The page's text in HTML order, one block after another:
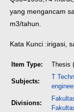
yang mengancam
m3/tahun.
Kata Kunci :irigasi,
Item Type: Thesis
Subjects:
T
Divisions: